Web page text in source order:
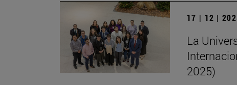
17 | 12 |
La
2025)